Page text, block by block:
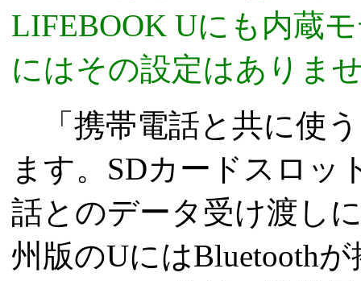
LIFEBOOK Uにも内蔵
にはその設定はありま
「携帯電話と共に使
ます。SDカードスロッ
話とのデータ受け渡し
州版のUにはBluetooth